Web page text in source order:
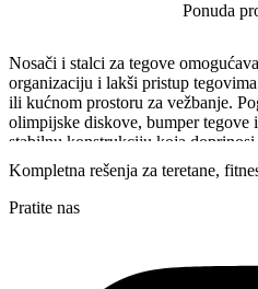
Ponuda
Nosači i stalci za tegove
organizaciju i lakši pristup
ili kućnom prostoru za vežbanje.
olimpijske diskove, bumper tegove
stabilnu konstrukciju koja
prostoru. Pravilno odlaganje tegova
olakšava promenu opterećenja
efikasnije korišćenje prostora u
Kompletna rešenja za teretane,
Pratite nas